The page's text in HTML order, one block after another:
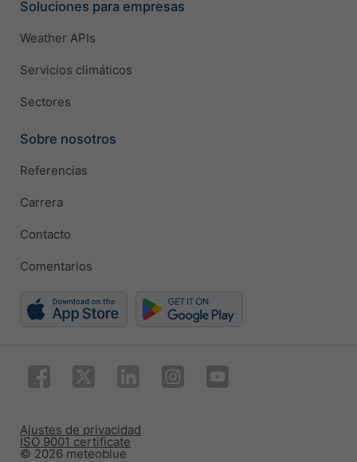
Soluciones para empresas
Weather APIs
Servicios climáticos
Sectores
Sobre nosotros
Referencias
Carrera
Contacto
Comentarios
© 2026 meteoblue
ISO 9001 certificate
Ajustes de privacidad